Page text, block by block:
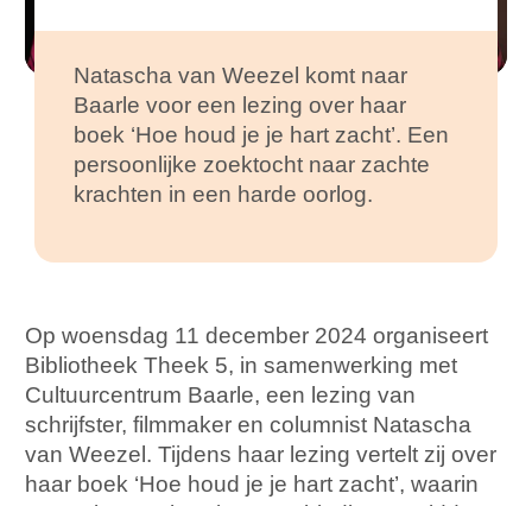
Natascha van Weezel komt naar
Baarle voor een lezing over haar
boek ‘Hoe houd je je hart zacht’. Een
persoonlijke zoektocht naar zachte
krachten in een harde oorlog.
Op woensdag 11 december 2024 organiseert
Bibliotheek Theek 5, in samenwerking met
Cultuurcentrum Baarle, een lezing van
schrijfster, filmmaker en columnist Natascha
van Weezel. Tijdens haar lezing vertelt zij over
haar boek ‘Hoe houd je je hart zacht’, waarin